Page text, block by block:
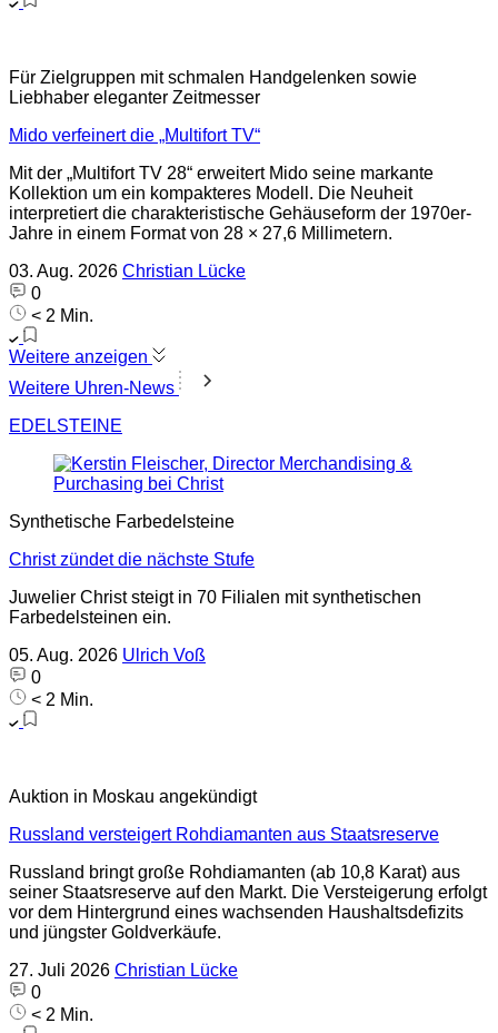
Für Zielgruppen mit schmalen Handgelenken sowie
Liebhaber eleganter Zeitmesser
Mido verfeinert die „Multifort TV“
Mit der „Multifort TV 28“ erweitert Mido seine markante
Kollektion um ein kompakteres Modell. Die Neuheit
interpretiert die charakteristische Gehäuseform der 1970er-
Jahre in einem Format von 28 × 27,6 Millimetern.
03. Aug. 2026 Christian Lücke
0
< 2 Min.
Weitere anzeigen
Weitere Uhren-News
EDELSTEINE
Synthetische Farbedelsteine
Christ zündet die nächste Stufe
Juwelier Christ steigt in 70 Filialen mit synthetischen
Farbedelsteinen ein.
05. Aug. 2026 Ulrich Voß
0
< 2 Min.
Auktion in Moskau angekündigt
Russland versteigert Rohdiamanten aus Staatsreserve
Russland bringt große Rohdiamanten (ab 10,8 Karat) aus
seiner Staatsreserve auf den Markt. Die Versteigerung erfolgt
vor dem Hintergrund eines wachsenden Haushaltsdefizits
und jüngster Goldverkäufe.
27. Juli 2026 Christian Lücke
0
< 2 Min.